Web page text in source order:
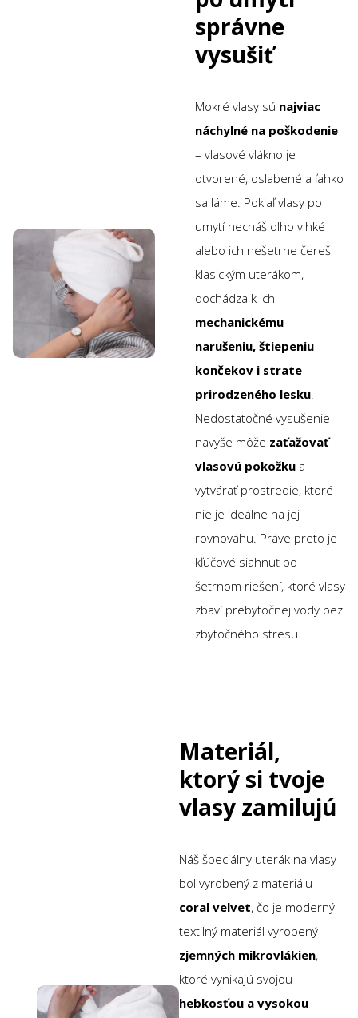
správne
vysušiť
Mokré vlasy sú najviac
náchylné na poškodenie
– vlasové vlákno je
otvorené, oslabené a ľahko
sa láme. Pokiaľ vlasy po
umytí necháš dlho vlhké
alebo ich nešetrne čereš
klasickým uterákom,
dochádza k ich
mechanickému
narušeniu, štiepeniu
končekov i strate
prirodzeného lesku.
Nedostatočné vysušenie
navyše môže zaťažovať
vlasovú pokožku a
vytvárať prostredie, ktoré
nie je ideálne na jej
rovnováhu. Práve preto je
kľúčové siahnuť po
šetrnom riešení, ktoré vlasy
zbaví prebytočnej vody bez
zbytočného stresu.
Materiál,
ktorý si tvoje
vlasy zamilujú
Náš špeciálny uterák na vlasy
bol vyrobený z materiálu
coral velvet, čo je moderný
textilný materiál vyrobený
zjemných mikrovlákien,
ktoré vynikajú svojou
hebkosťou a vysokou